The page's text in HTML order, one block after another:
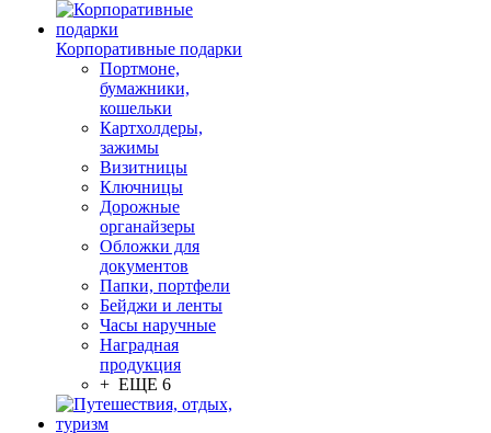
Корпоративные подарки
Портмоне,
бумажники,
кошельки
Картхолдеры,
зажимы
Визитницы
Ключницы
Дорожные
органайзеры
Обложки для
документов
Папки, портфели
Бейджи и ленты
Часы наручные
Наградная
продукция
+ ЕЩЕ 6